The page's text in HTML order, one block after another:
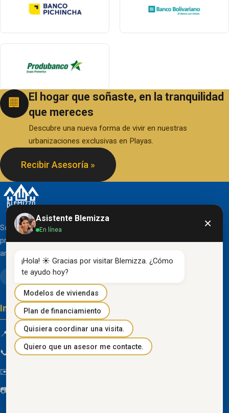
🏢
El hogar que soñaste, en la tranquilidad
que mereces
Descubre una nueva forma de vivir en nuestras
urbanizaciones exclusivas en Playas.
Recibir Asesoría »
Somos una organización líder en el desarrollo de
proyectos inmobiliarios que destacan por su diseño
arquitectónico clásico y acabados de primera línea.
Información de contacto
📍 Km 85 Vía Progreso, Playas, Guayas, Ecuador
📞 096 934 4318
✉️
📷
Asistente Blemizza
En línea ×
¡Hola! ☀️ Gracias por visitar Blemizza. ¿Cómo
te ayudo hoy?
Modelos de viviendas
Plan de financiamiento
Quisiera coordinar una visita.
Quiero que un asesor me contacte.